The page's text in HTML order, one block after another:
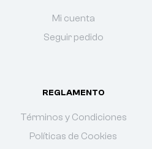
Mi cuenta
Seguir pedido
REGLAMENTO
Términos y Condiciones
Políticas de Cookies